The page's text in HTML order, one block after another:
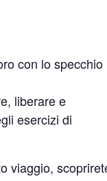
con lo specchio
liberare e
esercizi di
viaggio,